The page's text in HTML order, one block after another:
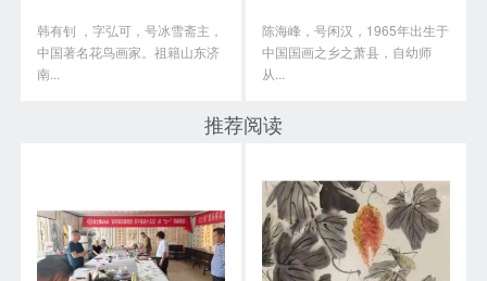
韩有钊 ，字弘可，号冰雪斋主，
中国著名花鸟画家。祖籍山东济
南...
陈海峰，号闲汉，1965年出生于
中国国画之乡之萧县，自幼师
从...
推荐阅读